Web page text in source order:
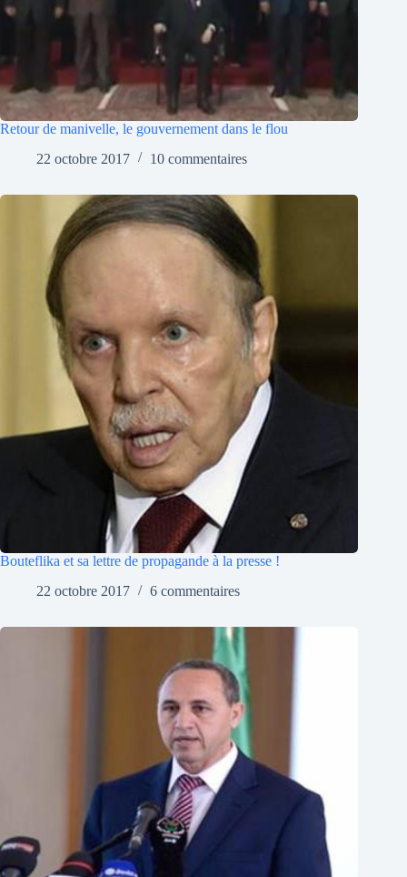
Retour de manivelle, le gouvernement dans le flou
22 octobre 2017
10 commentaires
Bouteflika et sa lettre de propagande à la presse !
22 octobre 2017
6 commentaires